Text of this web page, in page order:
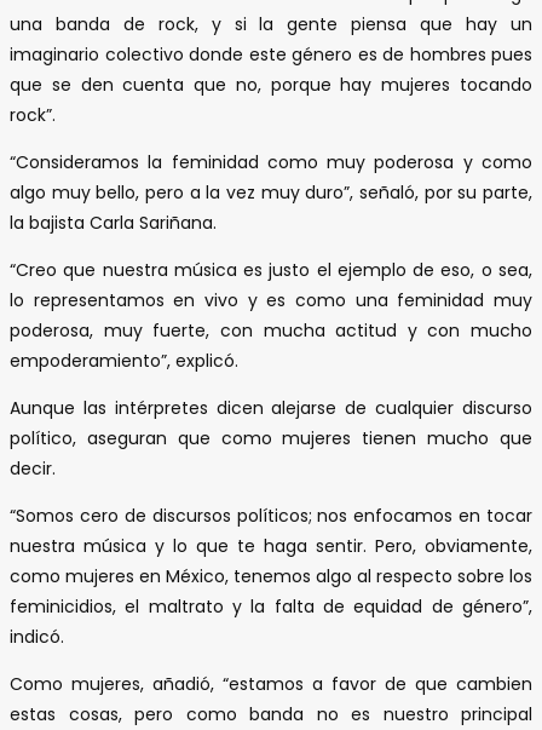
una banda de rock, y si la gente piensa que hay un
imaginario colectivo donde este género es de hombres pues
que se den cuenta que no, porque hay mujeres tocando
rock”.
“Consideramos la feminidad como muy poderosa y como
algo muy bello, pero a la vez muy duro”, señaló, por su parte,
la bajista Carla Sariñana.
“Creo que nuestra música es justo el ejemplo de eso, o sea,
lo representamos en vivo y es como una feminidad muy
poderosa, muy fuerte, con mucha actitud y con mucho
empoderamiento”, explicó.
Aunque las intérpretes dicen alejarse de cualquier discurso
político, aseguran que como mujeres tienen mucho que
decir.
“Somos cero de discursos políticos; nos enfocamos en tocar
nuestra música y lo que te haga sentir. Pero, obviamente,
como mujeres en México, tenemos algo al respecto sobre los
feminicidios, el maltrato y la falta de equidad de género”,
indicó.
Como mujeres, añadió, “estamos a favor de que cambien
estas cosas, pero como banda no es nuestro principal